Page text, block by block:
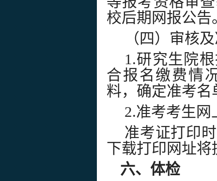
校后期网报公告
（四）审核
1.研究生院
合报名缴费情
料，确定准考
2.准考考生网
准考证打印
下载打印网址
六、体检